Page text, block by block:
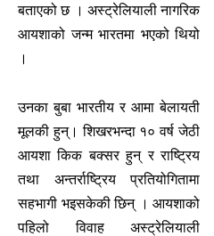
बताएको छ । अस्ट्रेलियाली नागरिक
आयशाको जन्म भारतमा भएको थियो
।
उनका बुबा भारतीय र आमा बेलायती
मूलकी हुन्। शिखरभन्दा १० वर्ष जेठी
आयशा किक बक्सर हुन् र राष्ट्रिय
तथा अन्तर्राष्ट्रिय प्रतियोगितामा
सहभागी भइसकेकी छिन् । आयशाको
पहिलो विवाह अस्ट्रेलियाली